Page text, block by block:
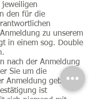
den für die
zu unserem
in einem sog. Double
nach der Anmeldung
Sie um die
Anmeldung gebeten
ist
sich niemand mit